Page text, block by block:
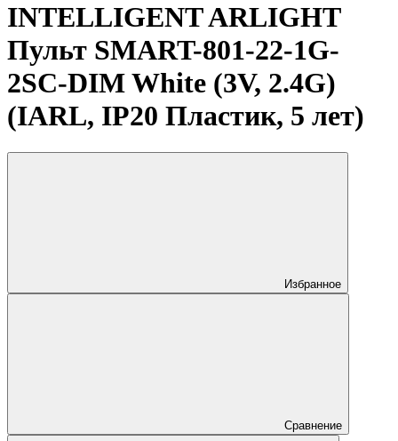
INTELLIGENT ARLIGHT
Пульт SMART-801-22-1G-
2SC-DIM White (3V, 2.4G)
(IARL, IP20 Пластик, 5 лет)
Избранное
Сравнение